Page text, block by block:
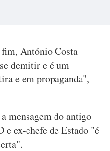
fim, António Costa
demitir e é um
e em propaganda",
mensagem do antigo
ex-chefe de Estado "é